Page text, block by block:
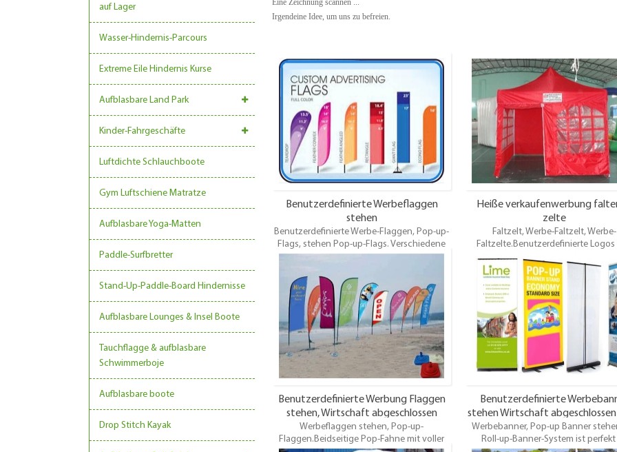
auf Lager
Wasser-Hindernis-Parcours
Extreme Eile Hindernis Kurse
Aufblasbare Land Park
Kinder-Fahrgeschäfte
Luftdichte Schlauchboote
Gym Luftschiene Matratze
Aufblasbare Yoga-Matten
Paddle-Surfbretter
Stand-Up-Paddle-Board Hindernisse
Aufblasbare Lounges & Insel Boote
Tauchflagge & aufblasbare
Schwimmerboje
Aufblasbare boote
Drop Stitch Kayak
Eine Zeichnung scannen ...
Irgendeine Idee, um uns zu befreien.
Benutzerdefinierte Werbeflaggen
stehen
Benutzerdefinierte Werbe-Flaggen, Pop-up-
Flags, stehen Pop-up-Flags. Verschiedene
einseitige Pop-Fahne mit voller Phantasie,
durch Farbsublimation Druck. Eine niedliche,
einzigartige und innovative Drehfahne,
Erhältlich in verschiedenen Formen, die die
gleiche Hardware teilt.
Heiße verkaufenwerbung
zelte
Faltzelt, Werbe-Faltzelt, Werbe-
Faltzelte.Benutzerdefinierte Logos
Werbe-Druck ist verfügbar. Wir
Lösung Wärmeübertragung
Seide Druck Service.Es ist einfach,
kurzer Zeit einzurichten und
Benutzerdefinierte Werbung Flaggen
stehen, Wirtschaft abgeschlossen
Stand Pop-up-Flags
Werbeflaggen stehen, Pop-up-
Flaggen.Beidseitige Pop-Fahne mit voller
Benutzerdefinierte
stehen Wirtschaft
up Banner stehen
Werbebanner, Pop-up Banner
Roll-up-Banner-System ist perfekt